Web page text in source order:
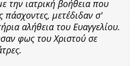
την ιατρική βοήθεια που
μετέδιδαν σ'
αλήθεια του Ευαγγελίου.
φως του Χριστού σε